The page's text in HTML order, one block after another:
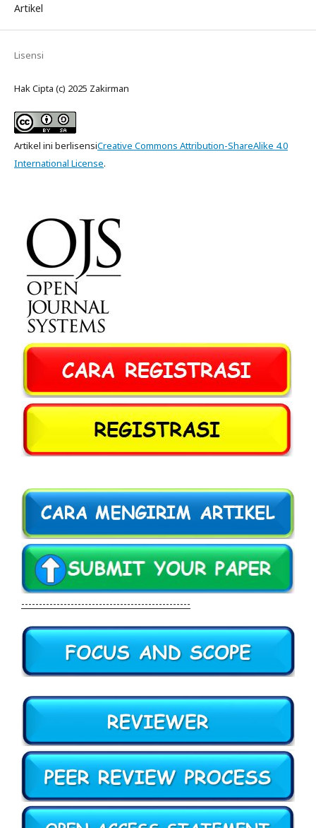
Artikel
Lisensi
Hak Cipta (c) 2025 Zakirman
Artikel ini berlisensiCreative Commons Attribution-ShareAlike 4.0
International License.
------------------------------------------------